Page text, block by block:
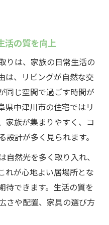
活の質を向上
りは、家族の日常生活の
は、リビングが自然な交
同じ空間で過ごす時間が
県中津川市の住宅ではリ
家族が集まりやすく、コ
計が多く見られます。
自然光を多く取り入れ、
れが心地よい居場所とな
待できます。生活の質を
さや配置、家具の選び方